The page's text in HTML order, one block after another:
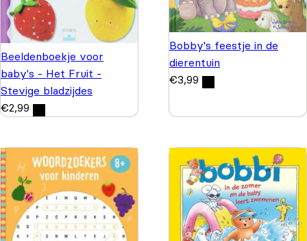
Beeldenboekje voor
baby's - Het Fruit -
Stevige bladzijdes
€2,99
Bobby's feestje in de
dierentuin
€3,99